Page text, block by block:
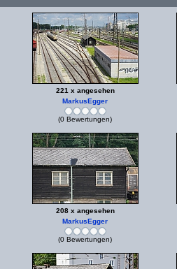
221 x angesehen
MarkusEgger
(0 Bewertungen)
208 x angesehen
MarkusEgger
(0 Bewertungen)